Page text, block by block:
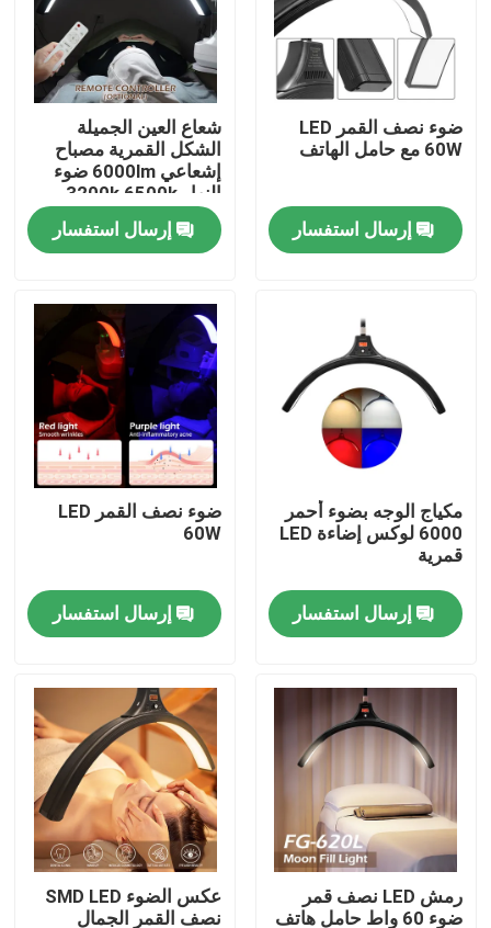
المنتجات
فيديوهات
حولنا
جولة في المصنع
مراقبة الجودة
القضايا
أضواء استوديو فيديو LED
ضوء نصف القمر LED
60W مع حامل الهاتف
إرسال استفسار
شعاع العين الجميلة
الشكل القمرية مصباح
إشعاعي 6000lm ضوء
النهار 3200k 6500k
إرسال استفسار
مكياج الوجه بضوء أحمر
6000 لوكس إضاءة LED
قمرية
إرسال استفسار
ضوء نصف القمر LED
60W
إرسال استفسار
رمش LED نصف قمر
ضوء 60 واط حامل هاتف
عكس الضوء SMD LED
نصف القمر الجمال